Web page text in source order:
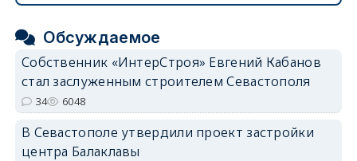
Обсуждаемое
Собственник «ИнтерСтроя» Евгений Кабанов
стал заслуженным строителем Севастополя
34 6048
В Севастополе утвердили проект застройки
центра Балаклавы